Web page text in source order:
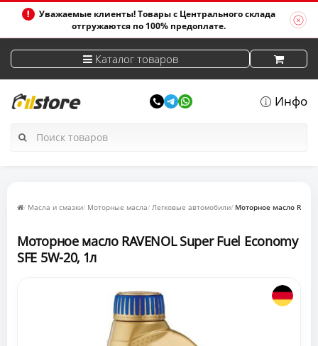
Уважаемые клиенты! Товары с Центрального склада
отгружаются по 100% предоплате.
Каталог товаров
Инфо
Масла и смазки Моторные масла Легковые автомобили Моторное масло
Моторное масло RAVENOL Super Fuel Economy
SFE 5W-20, 1л